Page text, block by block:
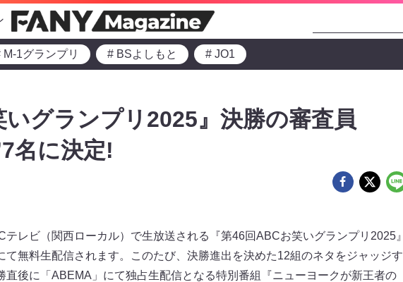
M-1グランプリ # BSよしもと # JO1
いグランプリ2025』決勝の審査員
名に決定!
レビ（関西ローカル）で生放送される『第46回ABCお笑いグランプリ2025』
無料生配信されます。このたび、決勝進出を決めた12組のネタをジャッジす
直後に「ABEMA」にて独占生配信となる特別番組『ニューヨークが新王者の